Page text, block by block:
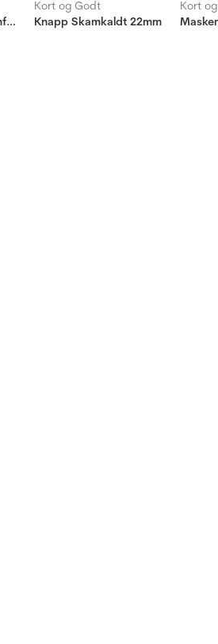
223-45 Sunshine Comfort
Kort og Godt
Knapp Skamkaldt 22mm
Kort